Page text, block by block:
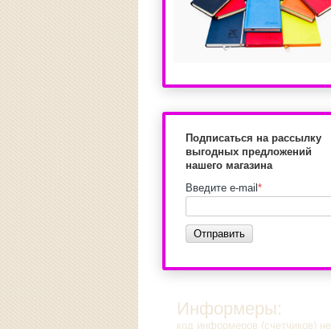
Подписаться на рассылку
выгодных предложений
нашего магазина
Введите e-mail *
Отправить
Информеры:
код информеров (счетчиков) не